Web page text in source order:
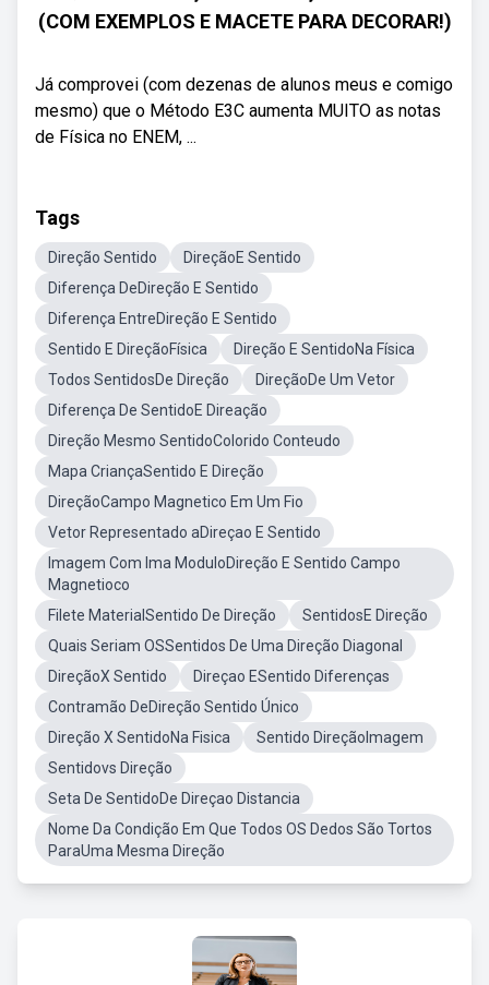
(COM EXEMPLOS E MACETE PARA DECORAR!)
Já comprovei (com dezenas de alunos meus e comigo
mesmo) que o Método E3C aumenta MUITO as notas
de Física no ENEM, ...
Tags
Direção Sentido
DireçãoE Sentido
Diferença DeDireção E Sentido
Diferença EntreDireção E Sentido
Sentido E DireçãoFísica
Direção E SentidoNa Física
Todos SentidosDe Direção
DireçãoDe Um Vetor
Diferença De SentidoE Direação
Direção Mesmo SentidoColorido Conteudo
Mapa CriançaSentido E Direção
DireçãoCampo Magnetico Em Um Fio
Vetor Representado aDireçao E Sentido
Imagem Com Ima ModuloDireção E Sentido Campo
Magnetioco
Filete MaterialSentido De Direção
SentidosE Direção
Quais Seriam OSSentidos De Uma Direção Diagonal
DireçãoX Sentido
Direçao ESentido Diferenças
Contramão DeDireção Sentido Único
Direção X SentidoNa Fisica
Sentido DireçãoImagem
Sentidovs Direção
Seta De SentidoDe Direçao Distancia
Nome Da Condição Em Que Todos OS Dedos São Tortos
ParaUma Mesma Direção